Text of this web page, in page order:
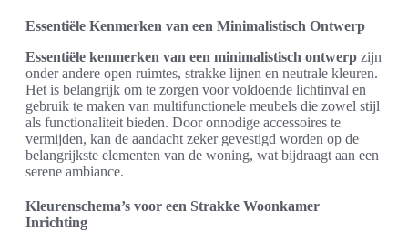
Essentiële Kenmerken van een Minimalistisch Ontwerp
Essentiële kenmerken van een minimalistisch ontwerp zijn
onder andere open ruimtes, strakke lijnen en neutrale kleuren.
Het is belangrijk om te zorgen voor voldoende lichtinval en
gebruik te maken van multifunctionele meubels die zowel stijl
als functionaliteit bieden. Door onnodige accessoires te
vermijden, kan de aandacht zeker gevestigd worden op de
belangrijkste elementen van de woning, wat bijdraagt aan een
serene ambiance.
Kleurenschema’s voor een Strakke Woonkamer
Inrichting